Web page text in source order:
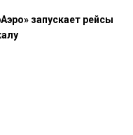
запускает рейсы